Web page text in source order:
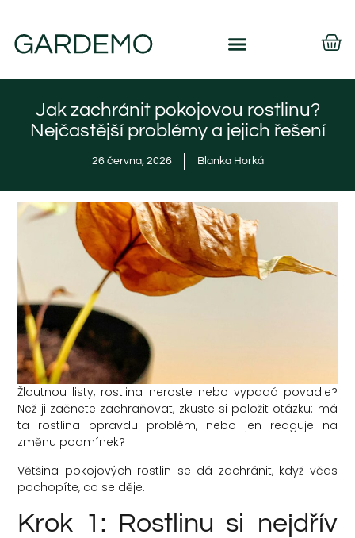
Jak zachránit pokojovou rostlinu?
Nejčastější problémy a jejich řešení
26 června, 2026 Blanka Horká
Žloutnou listy, rostlina neroste nebo vypadá povadle?
Než ji začnete zachraňovat, zkuste si položit otázku: má
ta rostlina opravdu problém, nebo jen reaguje na
změnu podmínek?
Většina pokojových rostlin se dá zachránit, když včas
pochopíte, co se děje.
Krok 1: Rostlinu si nejdřív